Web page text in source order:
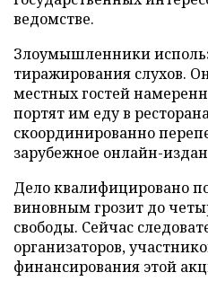
ведомстве.
Злоумышленники
тиражирования слухов.
местных гостей
портят им еду в
скоординированно
зарубежное онлайн-
Дело квалифицировано
виновным грозит до
свободы. Сейчас
организаторов,
финансирования этой